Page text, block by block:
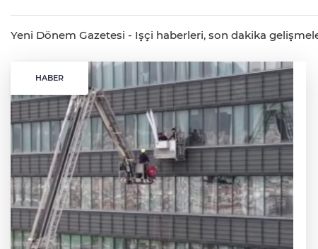
Yeni Dönem Gazetesi - Işçi haberleri, son dakika
HABER